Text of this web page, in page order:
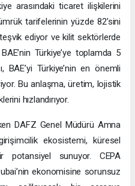
arasındaki ticaret ilişkilerini
tarifelerinin yüzde 82’sini
teşvik ediyor ve kilit sektörlerde
Türkiye’ye toplamda 5
BAE’yi Türkiye’nin en önemli
Bu anlaşma, üretim, lojistik
hızlandırıyor.
DAFZ Genel Müdürü Amna
ekosistemi, küresel
potansiyel sunuyor. CEPA
ekonomisine sorunsuz